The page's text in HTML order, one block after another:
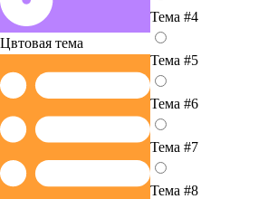
Цвтовая тема
Тема #4
Тема #5
Тема #6
Тема #7
Тема #8